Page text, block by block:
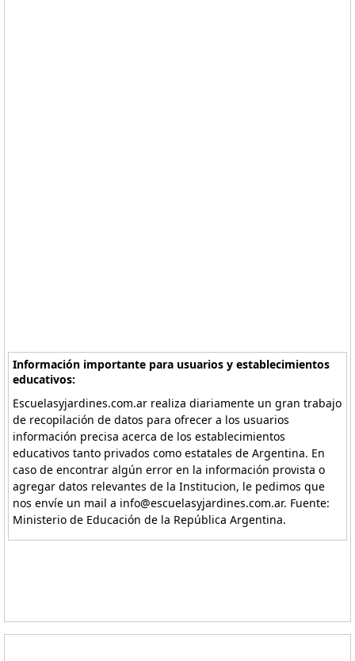
Información importante para usuarios y establecimientos
educativos:
Escuelasyjardines.com.ar realiza diariamente un gran trabajo
de recopilación de datos para ofrecer a los usuarios
información precisa acerca de los establecimientos
educativos tanto privados como estatales de Argentina. En
caso de encontrar algún error en la información provista o
agregar datos relevantes de la Institucion, le pedimos que
nos envíe un mail a info@escuelasyjardines.com.ar. Fuente:
Ministerio de Educación de la República Argentina.